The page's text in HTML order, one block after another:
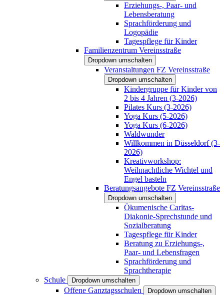
Erziehungs-, Paar- und
Lebensberatung
Sprachförderung und
Logopädie
Tagespflege für Kinder
Familienzentrum Vereinsstraße
Dropdown umschalten
Veranstaltungen FZ Vereinsstraße
Dropdown umschalten
Kindergruppe für Kinder von
2 bis 4 Jahren (3-2026)
Pilates Kurs (3-2026)
Yoga Kurs (5-2026)
Yoga Kurs (6-2026)
Waldwunder
Willkommen in Düsseldorf (3-
2026)
Kreativworkshop:
Weihnachtliche Wichtel und
Engel basteln
Beratungsangebote FZ Vereinsstraße
Dropdown umschalten
Ökumenische Caritas-
Diakonie-Sprechstunde und
Sozialberatung
Tagespflege für Kinder
Beratung zu Erziehungs-,
Paar- und Lebensfragen
Sprachförderung und
Sprachtherapie
Schule
Dropdown umschalten
Offene Ganztagsschulen Dropdown umschalten